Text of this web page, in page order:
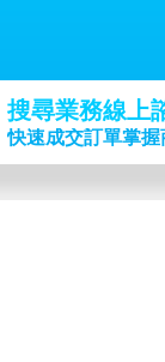
搜尋業務線上
快速成交訂單掌握